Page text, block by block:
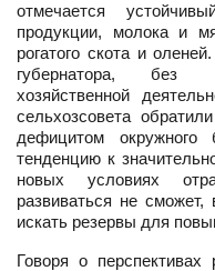
отмечается
продукции, молока и
рогатого скота и
губернатора, без
хозяйственной
сельхозсовета
дефицитом
тенденцию к
новых условиях
развиваться не
искать резервы для
Говоря о перспективах